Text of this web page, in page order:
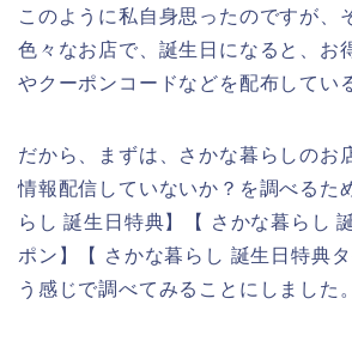
このように私自身思ったのですが、
色々なお店で、誕生日になると、お
やクーポンコードなどを配布してい
だから、まずは、さかな暮らしのお
情報配信していないか？を調べるた
らし 誕生日特典】【 さかな暮らし
ポン】【 さかな暮らし 誕生日特典
う感じで調べてみることにしました。